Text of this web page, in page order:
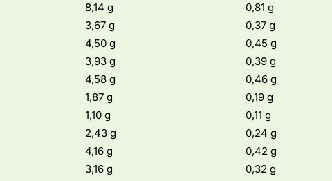
8,14 g
0,81 g
3,67 g
0,37 g
4,50 g
0,45 g
3,93 g
0,39 g
4,58 g
0,46 g
1,87 g
0,19 g
1,10 g
0,11 g
2,43 g
0,24 g
4,16 g
0,42 g
3,16 g
0,32 g